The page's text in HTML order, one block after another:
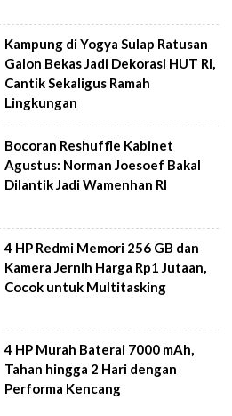
Kampung di Yogya Sulap Ratusan
Galon Bekas Jadi Dekorasi HUT RI,
Cantik Sekaligus Ramah
Lingkungan
Bocoran Reshuffle Kabinet
Agustus: Norman Joesoef Bakal
Dilantik Jadi Wamenhan RI
4 HP Redmi Memori 256 GB dan
Kamera Jernih Harga Rp1 Jutaan,
Cocok untuk Multitasking
4 HP Murah Baterai 7000 mAh,
Tahan hingga 2 Hari dengan
Performa Kencang